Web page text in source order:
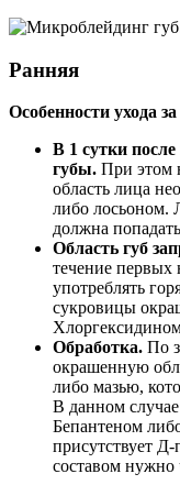
Ранняя
Особенности ухода
В 1 сутки
губы. При этом
область лица
либо лосьоном.
должна
Область губ
течение первых
употреблять
сукровицы
Обработка. По
окрашенную
либо мазью,
В данном
Бепантеном
присутствует
составом нужно